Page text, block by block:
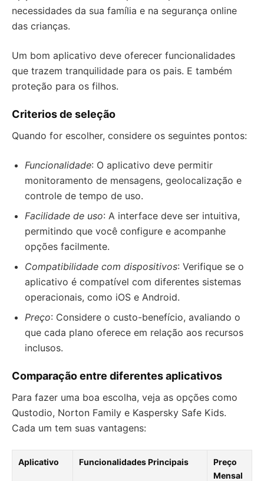
necessidades da sua família e na segurança online
das crianças.
Um bom aplicativo deve oferecer funcionalidades
que trazem tranquilidade para os pais. E também
proteção para os filhos.
Criterios de seleção
Quando for escolher, considere os seguintes pontos:
Funcionalidade: O aplicativo deve permitir
monitoramento de mensagens, geolocalização e
controle de tempo de uso.
Facilidade de uso: A interface deve ser intuitiva,
permitindo que você configure e acompanhe
opções facilmente.
Compatibilidade com dispositivos: Verifique se o
aplicativo é compatível com diferentes sistemas
operacionais, como iOS e Android.
Preço: Considere o custo-benefício, avaliando o
que cada plano oferece em relação aos recursos
inclusos.
Comparação entre diferentes aplicativos
Para fazer uma boa escolha, veja as opções como
Qustodio, Norton Family e Kaspersky Safe Kids.
Cada um tem suas vantagens:
Aplicativo Funcionalidades Principais
Preço
Mensal